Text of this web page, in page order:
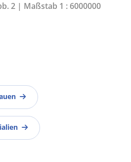
2 | Maßstab 1 : 6000000